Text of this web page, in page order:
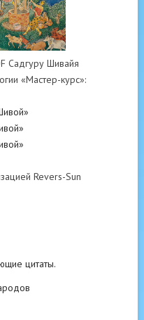
Садгуру Шивайя
«Мастер-курс»:
Revers-Sun
цитаты.